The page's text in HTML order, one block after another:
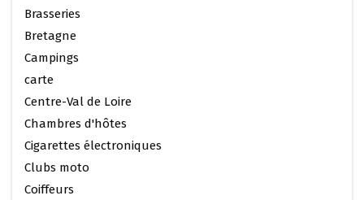
Brasseries
Bretagne
Campings
carte
Centre-Val de Loire
Chambres d'hôtes
Cigarettes électroniques
Clubs moto
Coiffeurs